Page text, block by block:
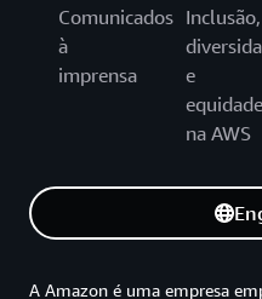
Comunicados
à
imprensa
Inclusão,
e
equidade
na AWS
A Amazon é uma empresa